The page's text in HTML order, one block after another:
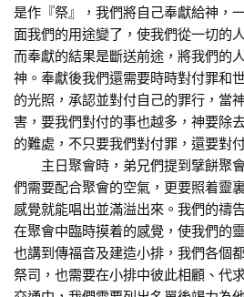
是作『祭』，我們將自己奉獻給神，
面我們的用途變了，使我們從一切的
而奉獻的結果是斷送前途，將我們的
神。奉獻後我們還需要時時對付罪和
的光照，承認並對付自己的罪行，當
害，要我們對付的事也越多，神要除
的難處，不只要我們對付罪，還要對
主日聚會時，弟兄們提到擘餅聚
們需要配合聚會的空氣，更要照着靈
感覺就能唱出並滿溢出來。我們的禱
在聚會中臨時摸着的感覺，使我們的
也講到傳福音及建造小排，我們各個
祭司，也需要在小排中彼此相顧、代